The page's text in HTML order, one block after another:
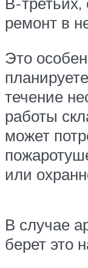
ремонт в
Это
течение
работы
может
или
В случае
берет это